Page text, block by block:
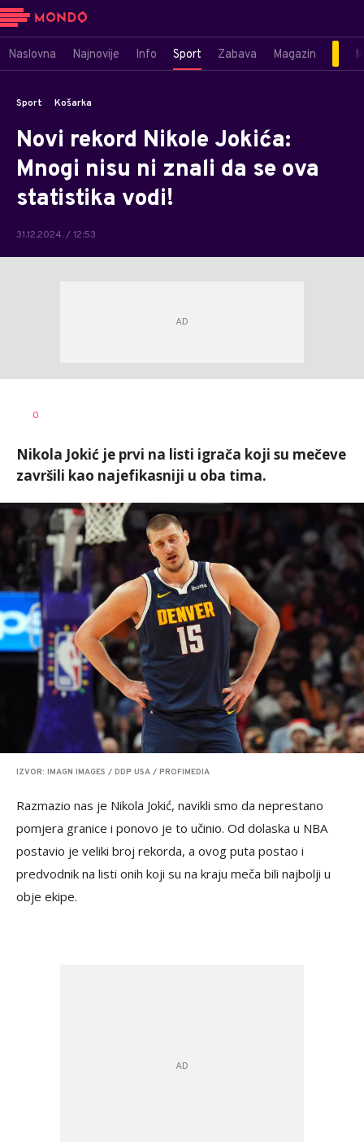
Naslovna Najnovije Info Sport Zabava Magazin
Sport Košarka
Novi rekord Nikole Jokića:
Mnogi nisu ni znali da se ova
statistika vodi!
31.12.2024. / 12:53
AUTOR
0
Nikola Jokić je prvi na listi igrača koji su mečeve
završili kao najefikasniji u oba tima.
IZVOR: IMAGN IMAGES / DDP USA / PROFIMEDIA
Razmazio nas je Nikola Jokić, navikli smo da neprestano
pomjera granice i ponovo je to učinio. Od dolaska u NBA
postavio je veliki broj rekorda, a ovog puta postao i
predvodnik na listi onih koji su na kraju meča bili najbolji u
obje ekipe.